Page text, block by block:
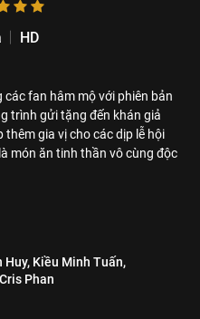
HD
fan hâm mộ với phiên bản
trình gửi tặng đến khán giả
gia vị cho các dịp lễ hội
món ăn tinh thần vô cùng độc
Huy, Kiều Minh Tuấn,
Cris Phan